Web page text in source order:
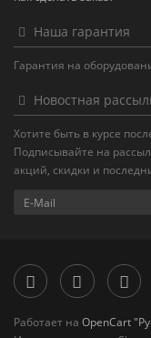
Наша гарантия
Гарантия на
Новостная
Хотите быть в курсе
Подписывайте на
акций, скидки и
Работает на OpenCart